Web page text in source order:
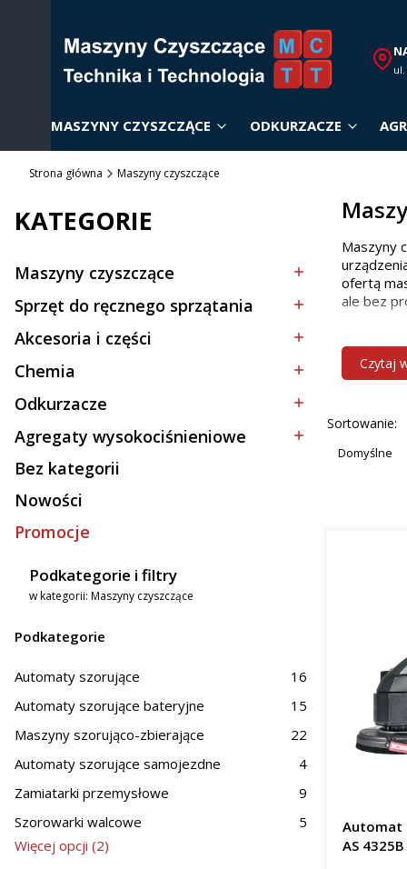
MASZYNY CZYSZCZĄCE ODKURZACZE
Strona główna Maszyny czyszczące
KATEGORIE
Kategoria - Maszyny czyszczące
Maszyny czyszczące
Kategoria - Sprzęt do ręcznego sprzątania
Sprzęt do ręcznego sprzątania
Kategoria - Akcesoria i części
Akcesoria i części
Kategoria - Chemia
Chemia
Kategoria - Odkurzacze
Odkurzacze
Kategoria - Agregaty wysokociśnieniowe
Agregaty wysokociśnieniowe
Kategoria - Bez kategorii
Bez kategorii
Nowości
Promocje
Podkategorie i filtry
w kategorii: Maszyny czyszczące
Podkategorie
Automaty szorujące
16
Automaty szorujące bateryjne
15
Maszyny szorująco-zbierające
22
Automaty szorujące samojezdne
4
Zamiatarki przemysłowe
9
Szorowarki walcowe
5
Więcej opcji (2)
Maszyny
ofertą
ale bez
Wybór
Na
woj.
woj.
Czytaj
Lista
Sortowanie:
Domyślne
Automat
AS 4325B